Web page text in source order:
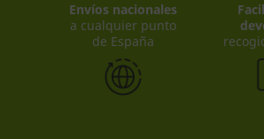
Envíos nacionales
a cualquier punto
de España